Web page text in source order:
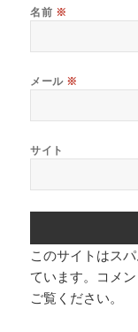
名前 ※
メール ※
サイト
このサイトはス
ています。 コメ
ご覧ください。